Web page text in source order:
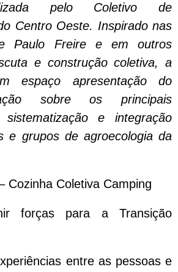
pelo Coletivo de
Centro Oeste. Inspirado nas
Paulo Freire e em outros
e construção coletiva, a
espaço apresentação do
sobre os principais
e integração
e grupos de agroecologia da
Cozinha Coletiva Camping
forças para a Transição
entre as pessoas e